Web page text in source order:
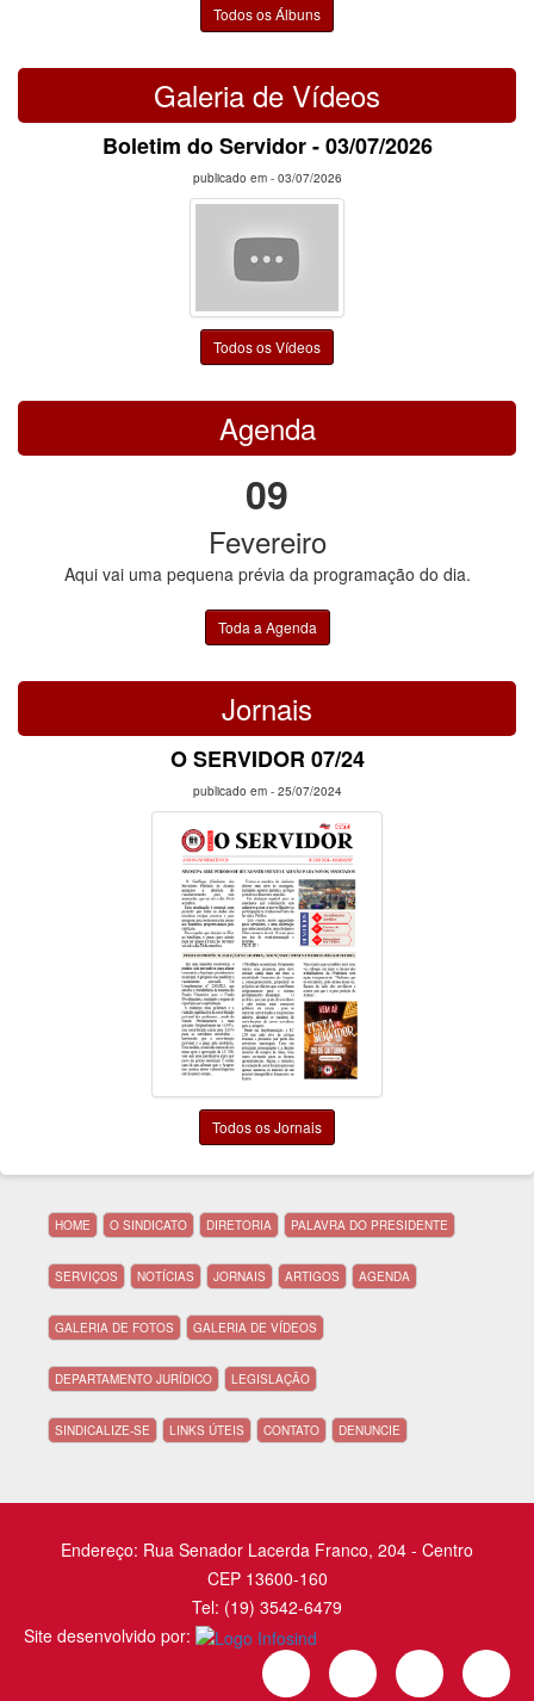
Todos os Álbuns
Galeria de Vídeos
Boletim do Servidor - 03/07/2026
publicado em - 03/07/2026
Todos os Vídeos
Agenda
09
Fevereiro
Aqui vai uma pequena prévia da programação do dia.
Toda a Agenda
Jornais
O SERVIDOR 07/24
publicado em - 25/07/2024
Todos os Jornais
HOME O SINDICATO DIRETORIA PALAVRA DO PRESIDENTE
SERVIÇOS NOTÍCIAS JORNAIS ARTIGOS AGENDA
GALERIA DE FOTOS GALERIA DE VÍDEOS
DEPARTAMENTO JURÍDICO LEGISLAÇÃO
SINDICALIZE-SE LINKS ÚTEIS CONTATO DENUNCIE
Endereço: Rua Senador Lacerda Franco, 204 - Centro
CEP 13600-160
Tel: (19) 3542-6479
Site desenvolvido por: